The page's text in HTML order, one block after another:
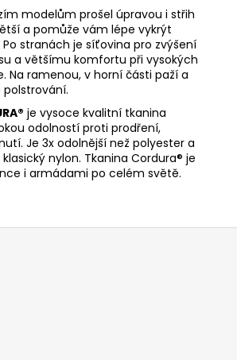
modelům prošel úpravou i střih
a pomůže vám lépe vykrýt
stranách je síťovina pro zvýšení
a většímu komfortu při vysokých
Na ramenou, v horní části paží a
je vysoce kvalitní tkanina
odolností proti prodření,
Je 3x odolnější než polyester a
nylon. Tkanina Cordura® je
i armádami po celém světě.